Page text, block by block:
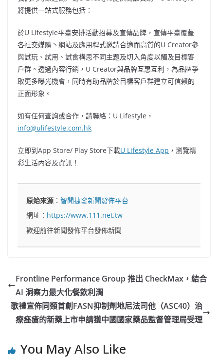
將提供一站式服務包括：
於U Lifestyle平臺安排活動招募及宣傳品牌，宣傳平臺覆蓋
各社交媒體丶網站及應用程式邀請合適而高質的U Creator參
與試玩、試用、試食構思不同主題及切入角度以觸及目標客
戶群。透過內容行銷，U Creator與品牌互惠互利，為品牌爭
取更多曝光機會，同時有助品牌於目標客戶群建立可信賴的
正面形象。
如有任何查詢或合作，請聯絡：U Lifestyle，
info@ulifestyle.com.hk
立即到App Store/ Play Store下載U Lifestyle App ，瀏覽精
彩生活內容及資訊！
原始來源 ：智聞捷發新聞發佈平台
網址： https://www.111.net.tw
歡迎前往新聞發佈平台發佈新聞
Frontline Performance Group 推出 CheckMax，結合
AI 洞察力最大化餐飲利潤
歌禮宣佈同類首創FASN抑制劑地尼法司他（ASC40）治
療痤瘡的新藥上市申請獲中國國家藥品監督管理局受理
You May Also Like